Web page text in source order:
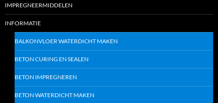
IMPREGNEERMIDDELEN
INFORMATIE
BALKONVLOER WATERDICHT MAKEN
BETON CURING EN SEALEN
BETON IMPREGNEREN
BETON WATERDICHT MAKEN